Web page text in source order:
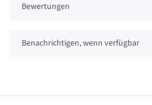
Bewertungen
Benachrichtigen, wenn verfügbar